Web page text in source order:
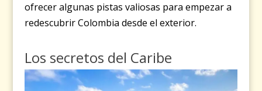
ofrecer algunas pistas valiosas para empezar a
redescubrir Colombia desde el exterior.
Los secretos del Caribe